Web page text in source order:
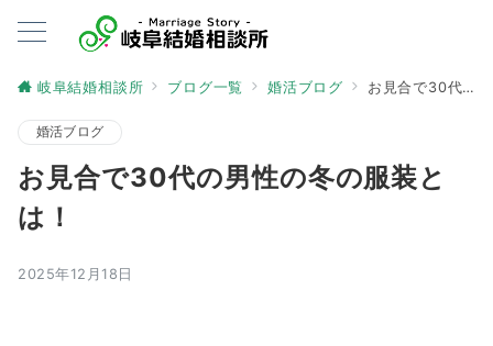
岐阜結婚相談所 ブログ一覧 婚活ブログ お見合で30代の男性の冬の服装とは！
婚活ブログ
お見合で30代の男性の冬の服装と
は！
2025年12月18日